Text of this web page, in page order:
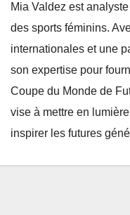
Mia Valdez est
des sports féminins.
internationales et une
son expertise pour
Coupe du Monde de
vise à mettre en
inspirer les futures